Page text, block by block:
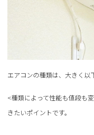
エアコンの種類は、大きく以
<種類によって性能も値段も
きたいポイントです。